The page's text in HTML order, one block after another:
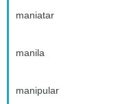
maniatar
manila
manipular